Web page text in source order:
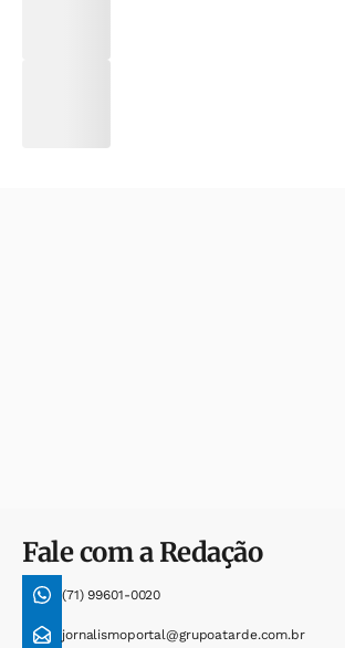
Fale com a Redação
(71) 99601-0020
jornalismoportal@grupoatarde.com.br